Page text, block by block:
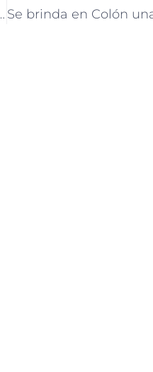
el Cementerio de Colón